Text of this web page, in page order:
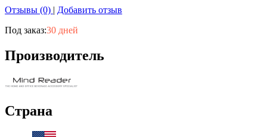
Отзывы (0) | Добавить отзыв
Под заказ:30 дней
Производитель
Страна